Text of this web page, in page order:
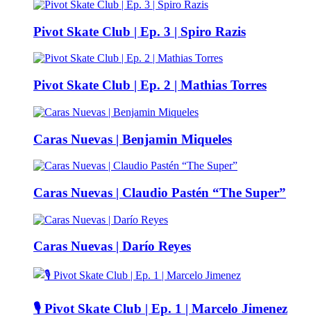
Pivot Skate Club | Ep. 3 | Spiro Razis
Pivot Skate Club | Ep. 2 | Mathias Torres
Caras Nuevas | Benjamin Miqueles
Caras Nuevas | Claudio Pastén “The Super”
Caras Nuevas | Darío Reyes
🎙️ Pivot Skate Club | Ep. 1 | Marcelo Jimenez